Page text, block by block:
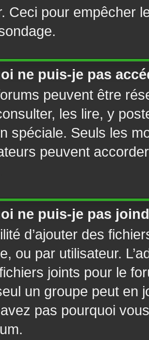
Ceci pour empêcher
ne puis-je pas
peuvent être
les lire, y
spéciale. Seuls les
peuvent
ne puis-je pas
d’ajouter des
ou par utilisateur.
fichiers joints pour le
un groupe peut en
pas pourquoi